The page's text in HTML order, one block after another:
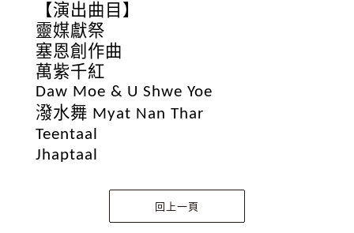
【演出曲目】
靈媒獻祭
塞恩創作曲
萬紫千紅
Daw Moe & U Shwe Yoe
潑水舞 Myat Nan Thar
Teentaal
Jhaptaal